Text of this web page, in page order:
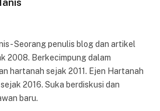
- Seorang penulis blog dan artikel
2008. Berkecimpung dalam
hartanah sejak 2011. Ejen Hartanah
2016. Suka berdiskusi dan
baru.